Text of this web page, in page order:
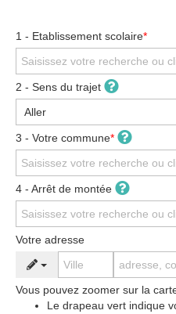
1 - Etablissement scolaire*
2 - Sens du trajet
3 - Votre commune*
4 - Arrêt de montée
Votre adresse
Vous pouvez zoomer sur la
Le drapeau vert indique